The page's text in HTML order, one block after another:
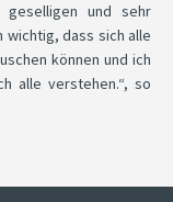
und sehr
wichtig, dass sich alle
können und ich
alle verstehen.“, so